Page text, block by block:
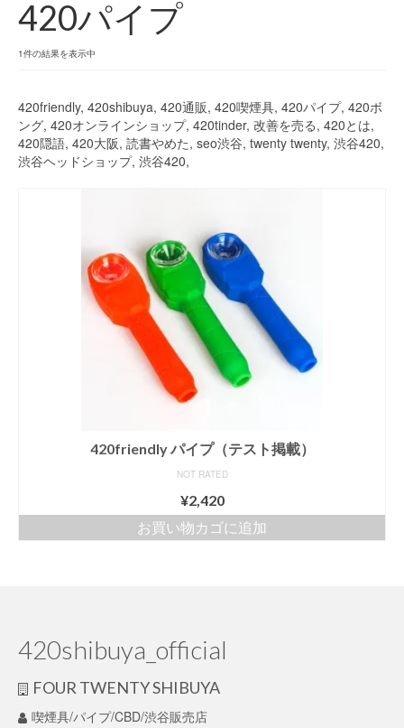
420 shibuya_access
420 shibuya_shop
About:FOUR TWENTY SHIBUYA
YouTube:420shibuya
www.h4wp.com
420friendly 通販
420パイプ
1件の結果を表示中
420friendly, 420shibuya, 420通販, 420喫煙具, 420パイプ, 420ボ
ング, 420オンラインショップ, 420tinder, 改善を売る, 420とは,
420隠語, 420大阪, 読書やめた, seo渋谷, twenty twenty, 渋谷420,
渋谷ヘッドショップ, 渋谷420,
420friendly パイプ（テスト掲載）
NOT RATED
¥2,420
お買い物カゴに追加
420shibuya_official
FOUR TWENTY SHIBUYA
喫煙具/パイプ/CBD/渋谷販売店